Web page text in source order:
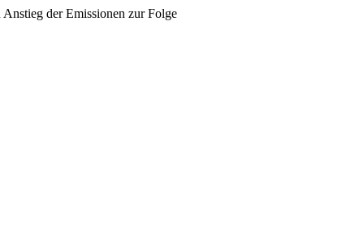
der Emissionen zur Folge